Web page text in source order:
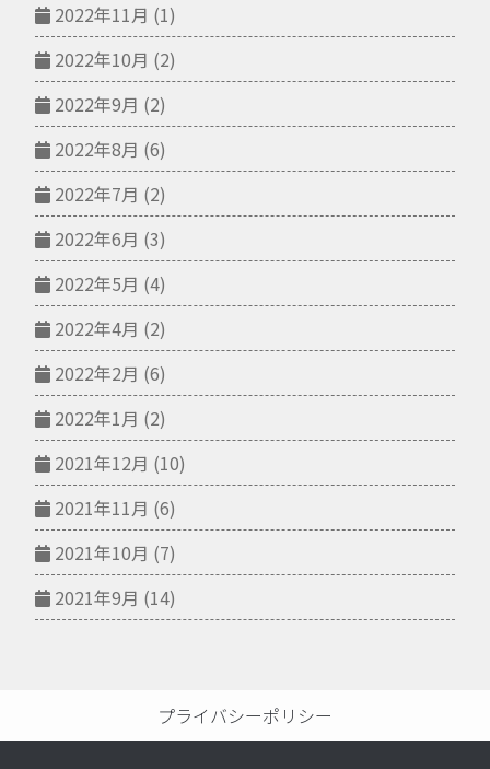
2022年11月 (1)
2022年10月 (2)
2022年9月 (2)
2022年8月 (6)
2022年7月 (2)
2022年6月 (3)
2022年5月 (4)
2022年4月 (2)
2022年2月 (6)
2022年1月 (2)
2021年12月 (10)
2021年11月 (6)
2021年10月 (7)
2021年9月 (14)
プライバシーポリシー